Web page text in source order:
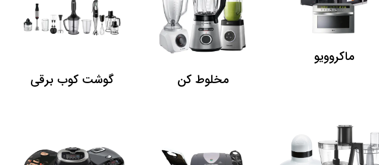
ماکروویو
مخلوط کن
گوشت کوب برقی